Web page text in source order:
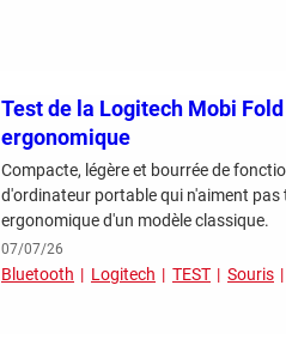
Test de la Logitech Mobi
ergonomique
Compacte, légère et bourrée de
d'ordinateur portable qui n'aiment
ergonomique d'un modèle classique.
07/07/26
Bluetooth Logitech TEST Souris